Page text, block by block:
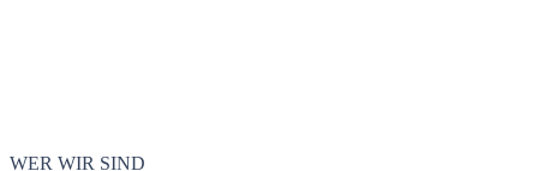
WER WIR SIND